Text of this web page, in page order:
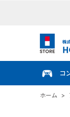
コ
ホーム >